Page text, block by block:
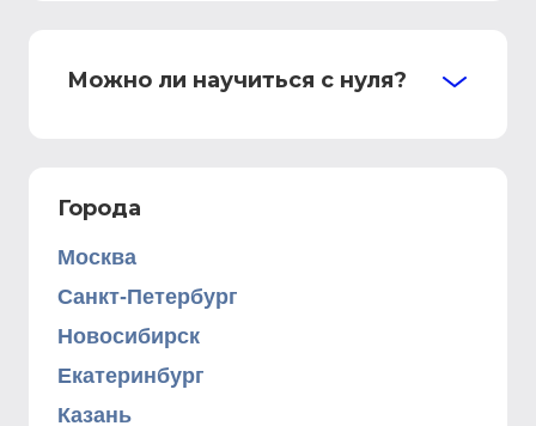
Можно ли научиться с нуля?
Города
Москва
Санкт-Петербург
Новосибирск
Екатеринбург
Казань